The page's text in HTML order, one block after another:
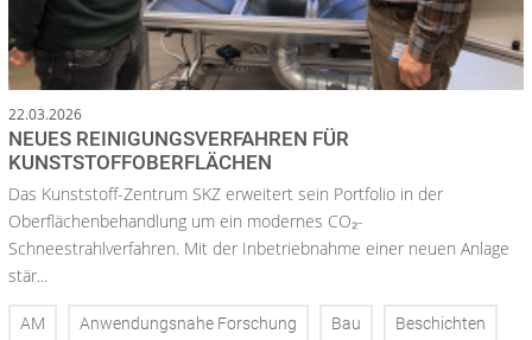
22.03.2026
NEUES REINIGUNGSVERFAHREN FÜR
KUNSTSTOFFOBERFLÄCHEN
Das Kunststoff-Zentrum SKZ erweitert sein Portfolio in der
Oberflächenbehandlung um ein modernes CO₂-
Schneestrahlverfahren. Mit der Inbetriebnahme einer neuen Anlage
stär...
AM Anwendungsnahe Forschung Bau Beschichten